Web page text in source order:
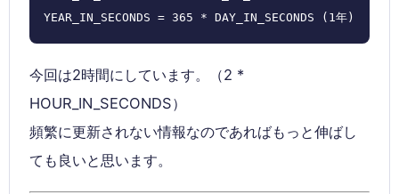
YEAR_IN_SECONDS = 365 * DAY_IN_SECONDS (1年)
今回は2時間にしています。（2 *
HOUR_IN_SECONDS）
頻繁に更新されない情報なのであればもっと伸ばし
ても良いと思います。